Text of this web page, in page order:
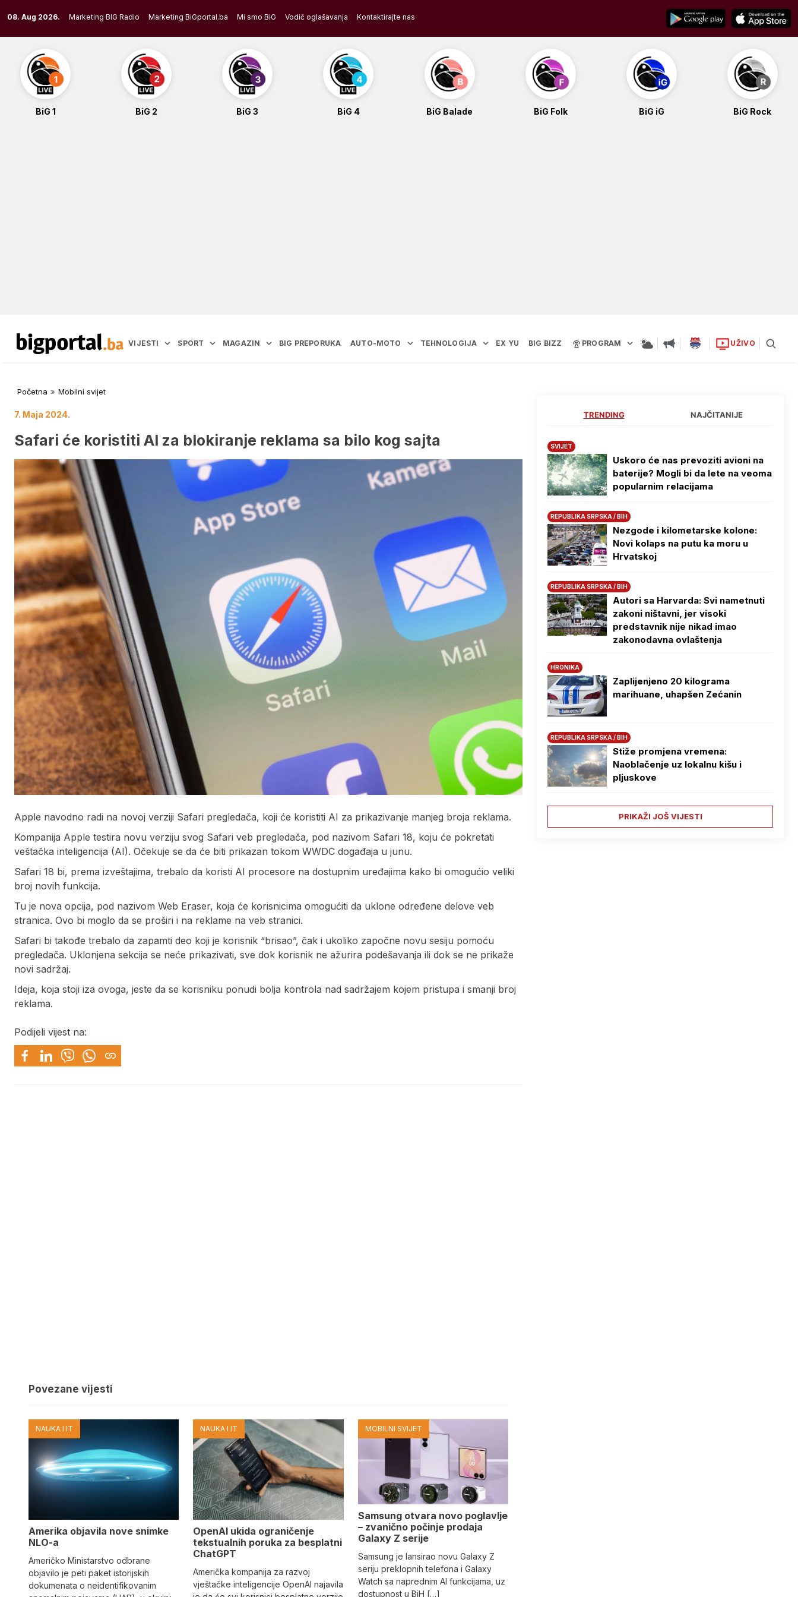
to
content
08. Aug 2026. Marketing BIG Radio Marketing BiGportal.ba Mi smo BiG Vodič oglašavanja Kontaktirajte nas
BiG 1 BiG 2 BiG 3 BiG 4 BiG Balade BiG Folk BiG iG BiG Rock
VIJESTI SPORT MAGAZIN BIG PREPORUKA AUTO-MOTO TEHNOLOGIJA EX YU BIG BIZZ PROGRAM UŽIVO
Početna » Mobilni svijet
7. Maja 2024.
Safari će koristiti AI za blokiranje reklama sa bilo kog sajta
Apple navodno radi na novoj verziji Safari pregledača, koji će koristiti AI za prikazivanje manjeg broja reklama.
Kompanija Apple testira novu verziju svog Safari veb pregledača, pod nazivom Safari 18, koju će pokretati
veštačka inteligencija (AI). Očekuje se da će biti prikazan tokom WWDC događaja u junu.
Safari 18 bi, prema izveštajima, trebalo da koristi AI procesore na dostupnim uređajima kako bi omogućio veliki
broj novih funkcija.
Tu je nova opcija, pod nazivom Web Eraser, koja će korisnicima omogućiti da uklone određene delove veb
stranica. Ovo bi moglo da se proširi i na reklame na veb stranici.
Safari bi takođe trebalo da zapamti deo koji je korisnik “brisao”, čak i ukoliko započne novu sesiju pomoću
pregledača. Uklonjena sekcija se neće prikazivati, sve dok korisnik ne ažurira podešavanja ili dok se ne prikaže
novi sadržaj.
Ideja, koja stoji iza ovoga, jeste da se korisniku ponudi bolja kontrola nad sadržajem kojem pristupa i smanji broj
reklama.
Podijeli vijest na:
Povezane vijesti
NAUKA I IT
Amerika objavila nove snimke
NLO-a
Američko Ministarstvo odbrane
objavilo je peti paket istorijskih
dokumenata o neidentifikovanim
NAUKA I IT
OpenAI ukida ograničenje
tekstualnih poruka za besplatni
ChatGPT
Američka kompanija za razvoj
vještačke inteligencije OpenAI najavila
MOBILNI SVIJET
Samsung otvara novo poglavlje
– zvanično počinje prodaja
Galaxy Z serije
Samsung je lansirao novu Galaxy Z
seriju preklopnih telefona i Galaxy
Watch sa naprednim AI funkcijama, uz
dostupnost u BiH […]
TRENDING NAJČITANIJE
SVIJET
Uskoro će nas prevoziti avioni na
baterije? Mogli bi da lete na veoma
popularnim relacijama
REPUBLIKA SRPSKA / BIH
Nezgode i kilometarske kolone:
Novi kolaps na putu ka moru u
Hrvatskoj
REPUBLIKA SRPSKA / BIH
Autori sa Harvarda: Svi nametnuti
zakoni ništavni, jer visoki
predstavnik nije nikad imao
zakonodavna ovlaštenja
HRONIKA
Zaplijenjeno 20 kilograma
marihuane, uhapšen Zećanin
REPUBLIKA SRPSKA / BIH
Stiže promjena vremena:
Naoblačenje uz lokalnu kišu i
pljuskove
PRIKAŽI JOŠ VIJESTI